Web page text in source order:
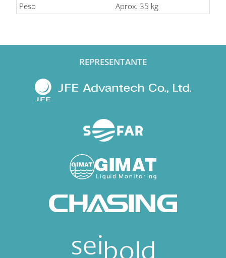
Peso
Aprox. 35 kg
REPRESENTANTE